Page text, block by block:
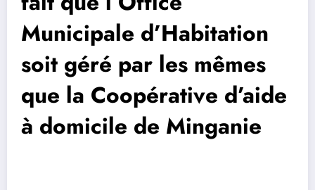
Municipale d’Habitation
soit géré par les mêmes
que la Coopérative d’aide
à domicile de Minganie